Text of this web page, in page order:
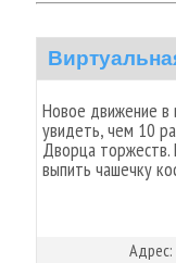
Новое движение
увидеть, чем 10
Дворца торжеств.
выпить чашечку
Адрес: